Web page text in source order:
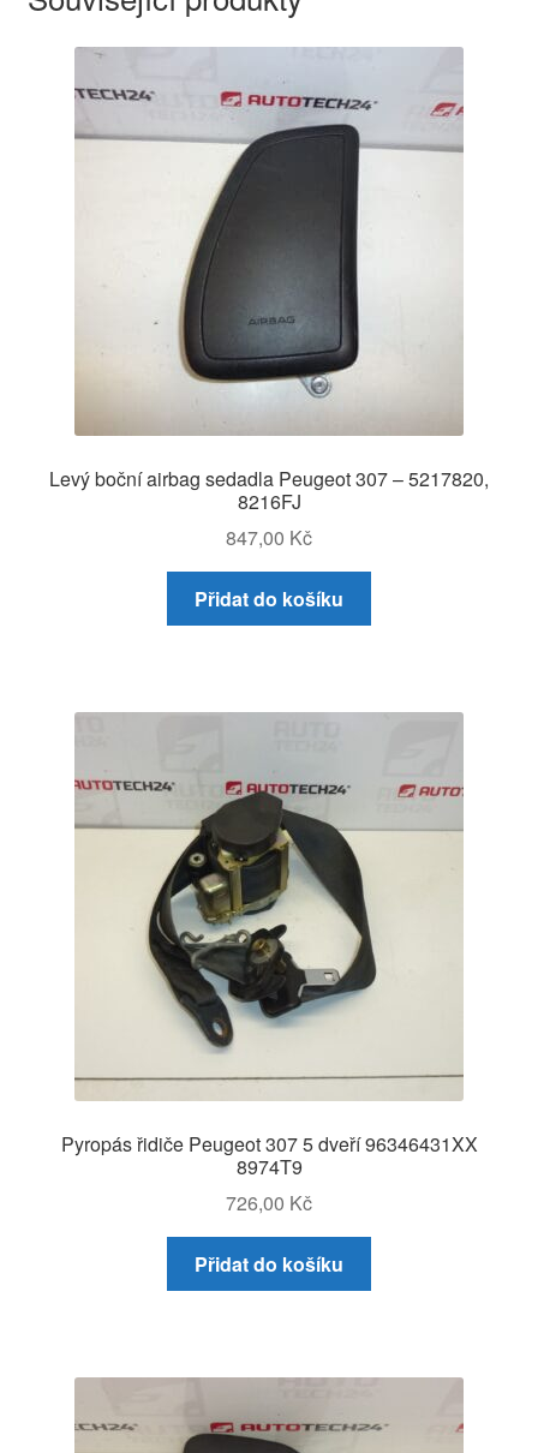
Levý boční airbag sedadla Peugeot 307 – 5217820,
8216FJ
847,00 Kč
Přidat do košíku
Pyropás řidiče Peugeot 307 5 dveří 96346431XX
8974T9
726,00 Kč
Přidat do košíku